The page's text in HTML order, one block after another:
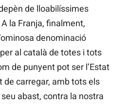
de lloabilíssimes
la Franja, finalment,
denominació
al català de totes i tots
de punyent pot ser l’Estat
de carregar, amb tots els
abast, contra la nostra